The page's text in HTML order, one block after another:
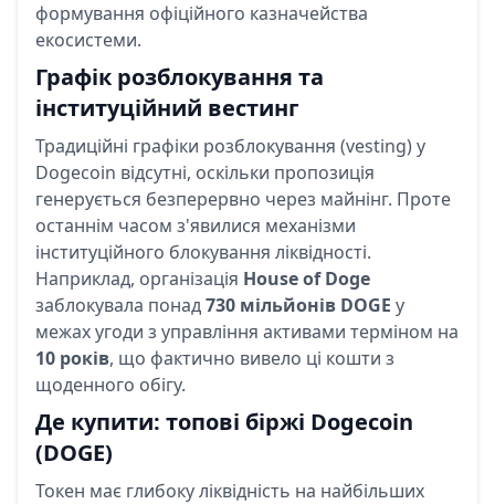
формування офіційного казначейства
екосистеми.
Графік розблокування та
інституційний вестинг
Традиційні графіки розблокування (vesting) у
Dogecoin відсутні, оскільки пропозиція
генерується безперервно через майнінг. Проте
останнім часом з'явилися механізми
інституційного блокування ліквідності.
Наприклад, організація House of Doge
заблокувала понад730 мільйонів DOGE у
межах угоди з управління активами терміном на
10 років, що фактично вивело ці кошти з
щоденного обігу.
Де купити: топові біржі Dogecoin
(DOGE)
Токен має глибоку ліквідність на найбільших